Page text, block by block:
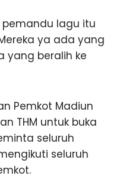
pemandu lagu itu
ya ada yang
yang beralih ke
Pemkot Madiun
THM untuk buka
seluruh
seluruh